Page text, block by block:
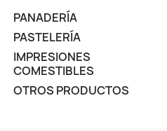
PANADERÍA
PASTELERÍA
IMPRESIONES
COMESTIBLES
OTROS PRODUCTOS